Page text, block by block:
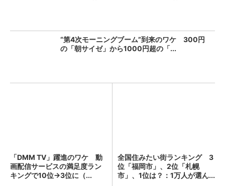
“第4次モーニングブーム”到来のワケ 300円
の「朝サイゼ」から1000円超の「...
「DMM TV」躍進のワケ 動
画配信サービスの満足度ラン
キングで10位→3位に（...
全国住みたい街ランキング 3
位「福岡市」、2位「札幌
市」、1位は？：1万人が選ん...